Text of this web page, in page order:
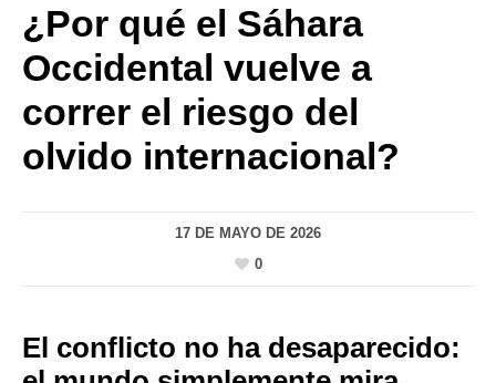
¿Por qué el Sáhara
Occidental vuelve a
correr el riesgo del
olvido internacional?
17 DE MAYO DE 2026
0
El conflicto no ha desaparecido: